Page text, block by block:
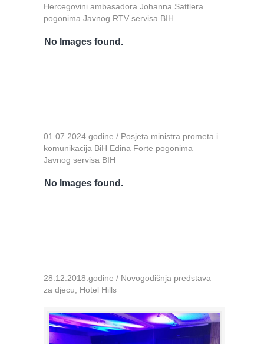
Hercegovini ambasadora Johanna Sattlera
pogonima Javnog RTV servisa BIH
No Images found.
01.07.2024.godine / Posjeta ministra prometa i
komunikacija BiH Edina Forte pogonima
Javnog servisa BIH
No Images found.
28.12.2018.godine / Novogodišnja predstava
za djecu, Hotel Hills